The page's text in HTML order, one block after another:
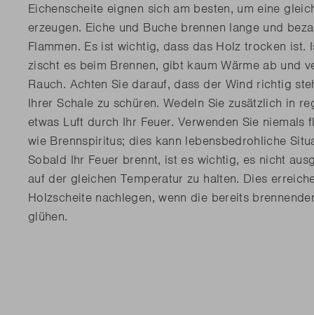
Eichenscheite eignen sich am besten, um eine
erzeugen. Eiche und Buche brennen lange und
Flammen. Es ist wichtig, dass das Holz trocken ist.
zischt es beim Brennen, gibt kaum Wärme ab und
Rauch. Achten Sie darauf, dass der Wind richtig
Ihrer Schale zu schüren. Wedeln Sie zusätzlich in
etwas Luft durch Ihr Feuer. Verwenden Sie niemals
wie Brennspiritus; dies kann lebensbedrohliche
Sobald Ihr Feuer brennt, ist es wichtig, es nicht
auf der gleichen Temperatur zu halten. Dies
Holzscheite nachlegen, wenn die bereits
glühen.